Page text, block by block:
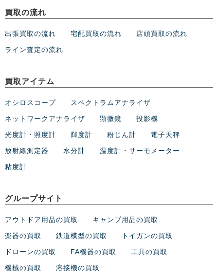
買取の流れ
出張買取の流れ 宅配買取の流れ 店頭買取の流れ
ライン査定の流れ
買取アイテム
オシロスコープ スペクトラムアナライザ
ネットワークアナライザ 顕微鏡 投影機
光度計・照度計 輝度計 粉じん計 電子天秤
放射線測定器 水分計 温度計・サーモメーター
粘度計
グループサイト
アウトドア用品の買取 キャンプ用品の買取
楽器の買取 鉄道模型の買取 トイガンの買取
ドローンの買取 FA機器の買取 工具の買取
機械の買取 溶接機の買取